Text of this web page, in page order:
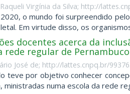
Virgínia da Silva; http://
o mundo foi surpreendido
Em virtude disso, os
docentes acerca da
rede regular de Pernambuco
José de; http://lattes.cnpq.br/
teve por objetivo conhecer
ministradas numa escola da rede